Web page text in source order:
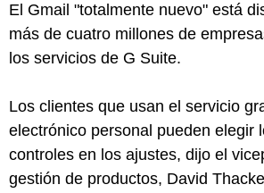
El Gmail "totalmente nuevo" está
más de cuatro millones de
los servicios de G Suite.
Los clientes que usan el servicio
electrónico personal pueden elegir
controles en los ajustes, dijo el
gestión de productos, David